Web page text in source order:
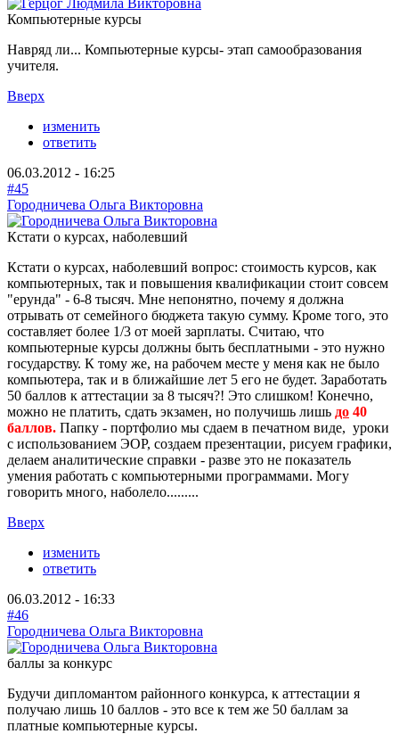
Компьютерные курсы
Навряд ли... Компьютерные курсы- этап самообразования
учителя.
Вверх
изменить
ответить
06.03.2012 - 16:25
#45
Городничева Ольга Викторовна
Кстати о курсах, наболевший
Кстати о курсах, наболевший вопрос: стоимость курсов, как
компьютерных, так и повышения квалификации стоит совсем
"ерунда" - 6-8 тысяч. Мне непонятно, почему я должна
отрывать от семейного бюджета такую сумму. Кроме того, это
составляет более 1/3 от моей зарплаты. Считаю, что
компьютерные курсы должны быть бесплатными - это нужно
государству. К тому же, на рабочем месте у меня как не было
компьютера, так и в ближайшие лет 5 его не будет. Заработать
50 баллов к аттестации за 8 тысяч?! Это слишком! Конечно,
можно не платить, сдать экзамен, но получишь лишь до 40
баллов. Папку - портфолио мы сдаем в печатном виде, уроки
с использованием ЭОР, создаем презентации, рисуем графики,
делаем аналитические справки - разве это не показатель
умения работать с компьютерными программами. Могу
говорить много, наболело.........
Вверх
изменить
ответить
06.03.2012 - 16:33
#46
Городничева Ольга Викторовна
баллы за конкурс
Будучи дипломантом районного конкурса, к аттестации я
получаю лишь 10 баллов - это все к тем же 50 баллам за
платные компьютерные курсы.